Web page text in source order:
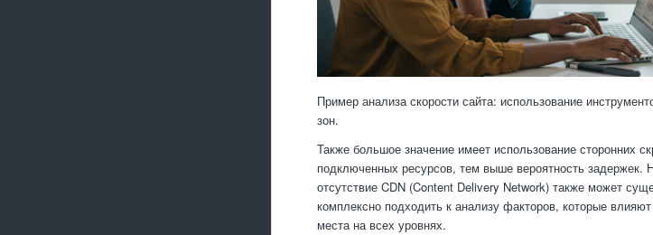
Пример анализа скорости сайта: использование
зон.
Также большое значение имеет использование сторонних
подключенных ресурсов, тем выше вероятность задержек.
отсутствие CDN (Content Delivery Network) также может
комплексно подходить к анализу факторов, которые
места на всех уровнях.